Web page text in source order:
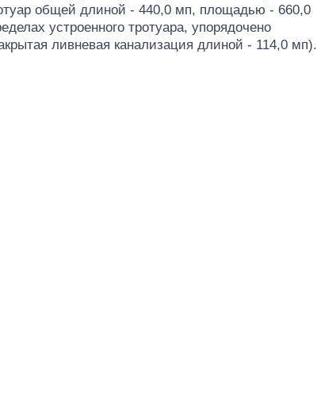
общей длиной - 440,0 мп, площадью - 660,0
устроенного тротуара, упорядочено
ливневая канализация длиной - 114,0 мп).